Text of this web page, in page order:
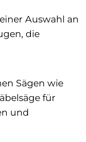
Auswahl an
die
Sägen wie
für
und